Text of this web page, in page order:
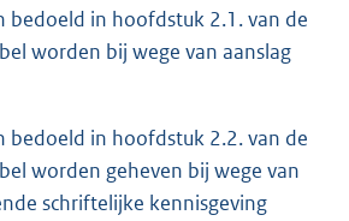
bedoeld in hoofdstuk 2.1. van de
worden bij wege van aanslag
bedoeld in hoofdstuk 2.2. van de
worden geheven bij wege van
schriftelijke kennisgeving